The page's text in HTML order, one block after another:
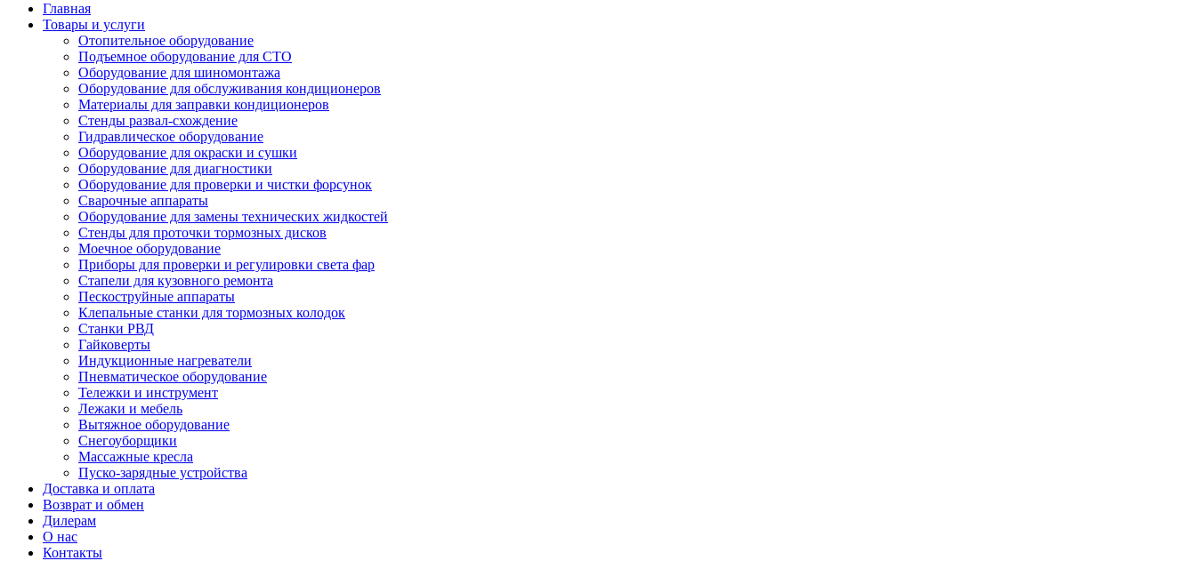
Главная
Товары и услуги
Отопительное оборудование
Подъемное оборудование для СТО
Оборудование для шиномонтажа
Оборудование для обслуживания кондиционеров
Материалы для заправки кондиционеров
Стенды развал-схождение
Гидравлическое оборудование
Оборудование для окраски и сушки
Оборудование для диагностики
Оборудование для проверки и чистки форсунок
Сварочные аппараты
Оборудование для замены технических жидкостей
Стенды для проточки тормозных дисков
Моечное оборудование
Приборы для проверки и регулировки света фар
Стапели для кузовного ремонта
Пескоструйные аппараты
Клепальные станки для тормозных колодок
Станки РВД
Гайковерты
Индукционные нагреватели
Пневматическое оборудование
Тележки и инструмент
Лежаки и мебель
Вытяжное оборудование
Снегоуборщики
Массажные кресла
Пуско-зарядные устройства
Доставка и оплата
Возврат и обмен
Дилерам
О нас
Контакты